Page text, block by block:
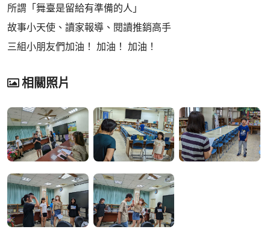
所謂「舞臺是留給有準備的人」
故事小天使、讀家報導、閱讀推銷高手
三組小朋友們加油！ 加油！ 加油！
相關照片